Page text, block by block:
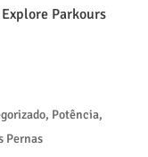
Parkours
, Potência,
Pernas